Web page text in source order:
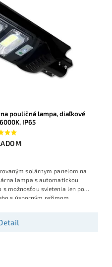
pouličná lampa, diaľkové
IP65
solárnym panelom na
lampa s automatickou
s možnosťou svietenia len po
s úsporným režimom